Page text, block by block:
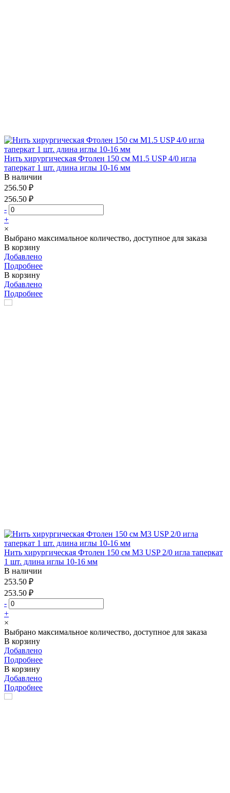
Нить хирургическая Фтолен 150 см М1.5 USP 4/0 игла
таперкат 1 шт. длина иглы 10-16 мм
В наличии
256.50 ₽
256.50 ₽
-
+
×
Выбрано максимальное количество, доступное для заказа
В корзину
Добавлено
Подробнее
В корзину
Добавлено
Подробнее
Нить хирургическая Фтолен 150 см М3 USP 2/0 игла таперкат
1 шт. длина иглы 10-16 мм
В наличии
253.50 ₽
253.50 ₽
-
+
×
Выбрано максимальное количество, доступное для заказа
В корзину
Добавлено
Подробнее
В корзину
Добавлено
Подробнее